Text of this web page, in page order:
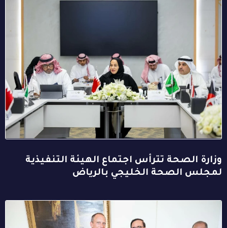
وزارة الصحة تترأس اجتماع الهيئة التنفيذية
لمجلس الصحة الخليجي بالرياض